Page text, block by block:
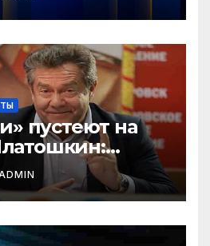
пустеют на
что власть
красивыми